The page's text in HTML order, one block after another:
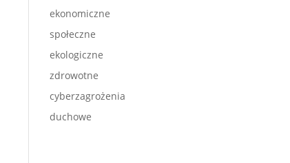
ekonomiczne
społeczne
ekologiczne
zdrowotne
cyberzagrożenia
duchowe